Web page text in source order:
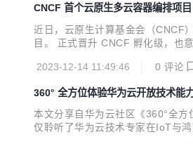
CNCF 首个云原生多云容器编排项
近日，云原生计算基金会（CNCF
目。 正式晋升 CNCF 孵化级，也
2023-12-14 11:49:46 0 评论
360° 全方位体验华为云开放技术
本文分享自华为云社区《360°全
仅聆听了华为云技术专家在IoT与